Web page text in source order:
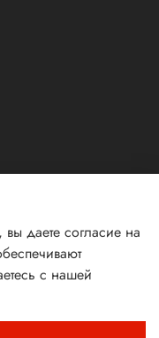
даете согласие на
с нашей